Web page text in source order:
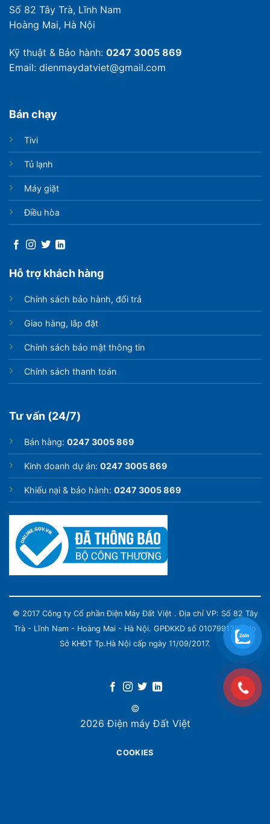
Số 82 Tây Trà, Lĩnh Nam
Hoàng Mai, Hà Nội
Kỹ thuật & Bảo hành: 0247 3005 869
Email: dienmaydatviet@gmail.com
Bán chạy
Tivi
Tủ lạnh
Máy giặt
Điều hòa
Hỗ trợ khách hàng
Chính sách bảo hành, đổi trả
Giao hàng, lắp đặt
Chính sách bảo mật thông tin
Chính sách thanh toán
Tư vấn (24/7)
Bán hàng: 0247 3005 869
Kinh doanh dự án: 0247 3005 869
Khiếu nại & bảo hành: 0247 3005 869
© 2017 Công ty Cổ phần Điện Máy Đất Việt . Địa chỉ VP: Số 82 Tây
Trà - Lĩnh Nam - Hoàng Mai - Hà Nội. GPĐKKD số 0107991339 do
Sở KHĐT Tp.Hà Nội cấp ngày 11/09/2017.
©
2026 Điện máy Đất Việt
COOKIES